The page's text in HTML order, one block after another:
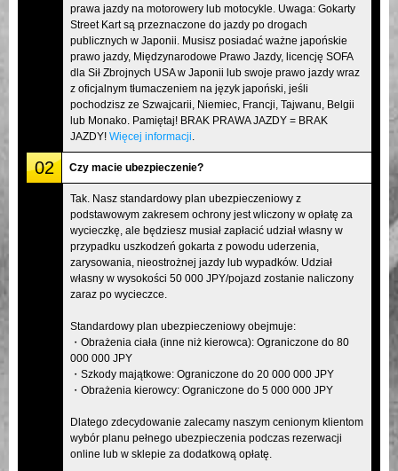
Tokyo Asakusa Osaka
Okinawa
prawa jazdy na motorowery lub motocykle. Uwaga: Gokarty
Street Kart są przeznaczone do jazdy po drogach
publicznych w Japonii. Musisz posiadać ważne japońskie
prawo jazdy, Międzynarodowe Prawo Jazdy, licencję SOFA
dla Sił Zbrojnych USA w Japonii lub swoje prawo jazdy wraz
z oficjalnym tłumaczeniem na język japoński, jeśli
pochodzisz ze Szwajcarii, Niemiec, Francji, Tajwanu, Belgii
lub Monako. Pamiętaj! BRAK PRAWA JAZDY = BRAK
JAZDY! Więcej informacji
02 Czy macie ubezpieczenie?
Tak. Nasz standardowy plan ubezpieczeniowy z
podstawowym zakresem ochrony jest wliczony w opłatę za
wycieczkę, ale będziesz musiał zapłacić udział własny w
przypadku uszkodzeń gokarta z powodu uderzenia,
zarysowania, nieostrożnej jazdy lub wypadków. Udział
własny w wysokości 50 000 JPY/pojazd zostanie naliczony
zaraz po wycieczce.
Standardowy plan ubezpieczeniowy obejmuje:
・Obrażenia ciała (inne niż kierowca): Ograniczone do 80
000 000 JPY
・Szkody majątkowe: Ograniczone do 20 000 000 JPY
・Obrażenia kierowcy: Ograniczone do 5 000 000 JPY
Dlatego zdecydowanie zalecamy naszym cenionym klientom
wybór planu pełnego ubezpieczenia podczas rezerwacji
online lub w sklepie za dodatkową opłatę.